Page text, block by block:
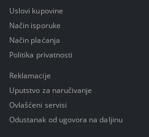
Uslovi kupovine
Način isporuke
Način plaćanja
Politika privatnosti
Reklamacije
Uputstvo za naručivanje
Ovlašćeni servisi
Odustanak od ugovora na daljinu